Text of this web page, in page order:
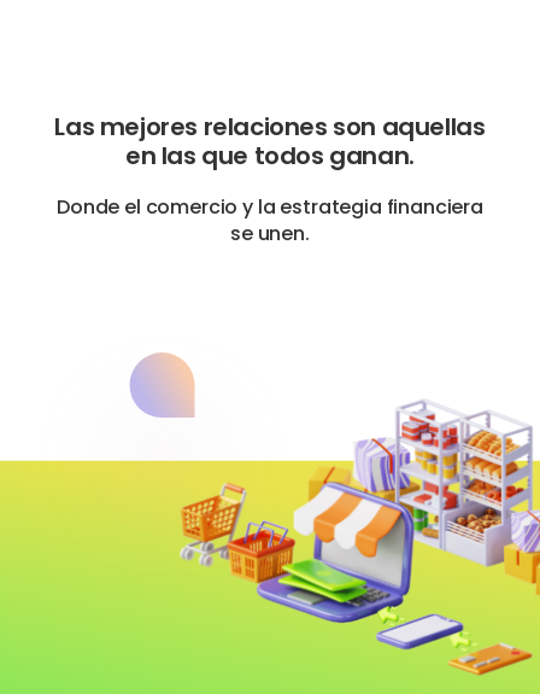
Las mejores relaciones son aquellas
en las que todos ganan.
Donde el comercio y la estrategia financiera
se unen.